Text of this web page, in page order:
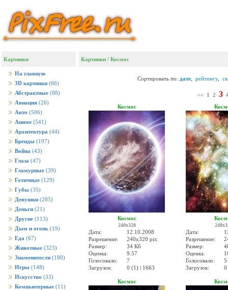
Картинки
На главную
3D картинки (66)
Абстрактные (88)
Авиация (26)
Авто (506)
Аниме (541)
Архитектура (44)
Бренды (197)
Война (43)
Глаза (47)
Гламурные (39)
Готичные (129)
Губы (35)
Девушки (285)
Деньги (21)
Другие (113)
Дым и огонь (19)
Еда (67)
Животные (323)
Знаменитости (180)
Игры (148)
Искусство (33)
Компьютерные (11)
Картинки / Космос
Сортировать по: дате рейтингу,
<< 1 2 3
Космос
Космос
240x320
Дата:
12.10.2008
Разрешение:
240x320 pix
Размер:
34 Кб
Оценка:
9.57
Голосовало:
7
Загрузок:
0 (1) | 1663
Дата:
Разрешение:
Размер:
Оценка:
Голосовало:
5
Загрузок:
0
Космос